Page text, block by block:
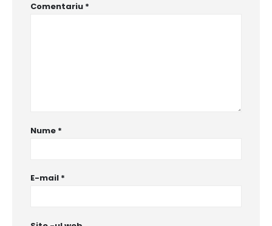
Comentariu *
Nume *
E-mail *